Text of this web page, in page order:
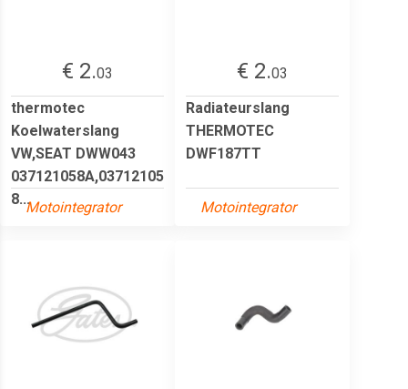
€ 2.03
thermotec
Koelwaterslang
VW,SEAT DWW043
037121058A,03712105
8...Motointegrator
€ 2.03
Radiateurslang
THERMOTEC
DWF187TT
Motointegrator